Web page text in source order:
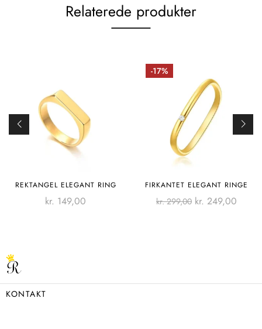
Relaterede produkter
REKTANGEL ELEGANT RING
kr. 149,00
-17%
FIRKANTET ELEGANT RINGE
kr.299,00 kr. 249,00
KONTAKT